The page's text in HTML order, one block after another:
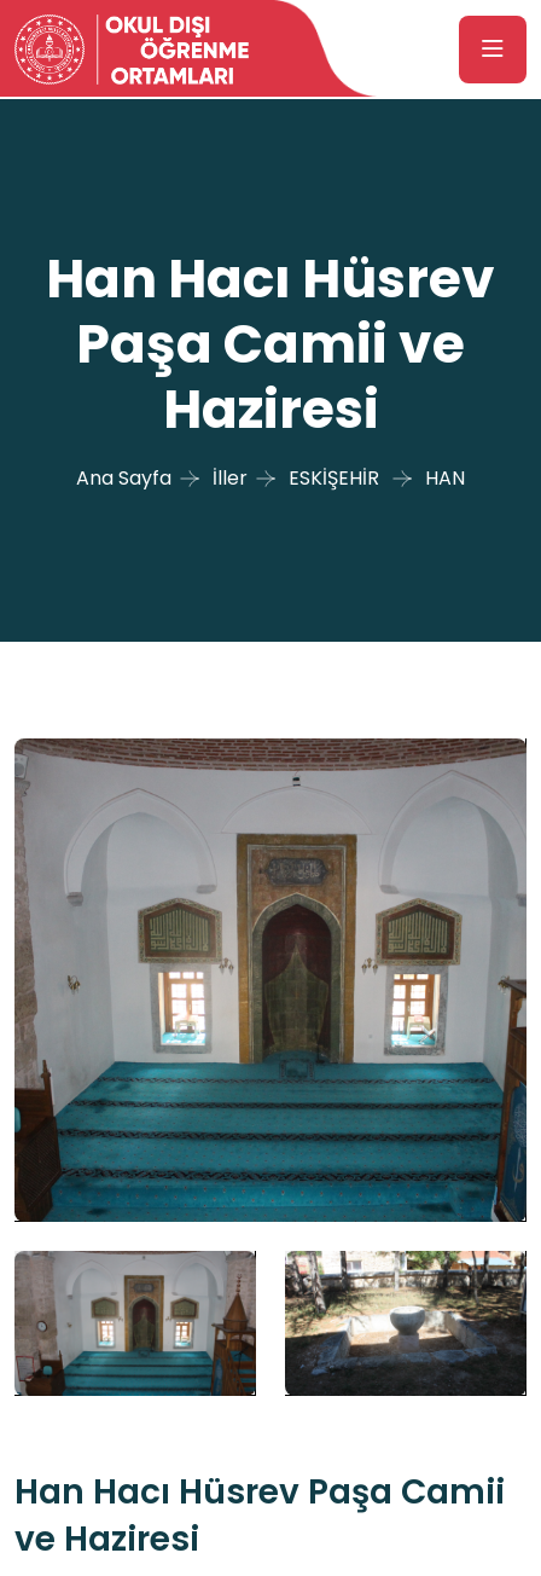
Han Hacı Hüsrev
Paşa Camii ve
Haziresi
Ana Sayfa İller ESKİŞEHİR HAN
Han Hacı Hüsrev Paşa Camii
ve Haziresi